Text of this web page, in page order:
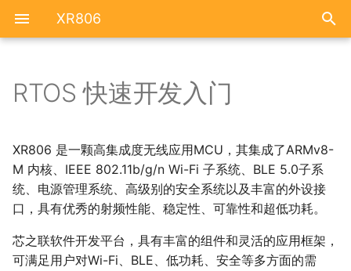
XR806
硬件简介
原理图
引脚功能
SDK 说明
框架简述
目录结构
代码编译和镜像创建
系统简介
系统框图
代码下载
固件烧录
资源汇总
FAQ
RTOS 快速开发入门
XR806 是一颗高集成度无线应用MCU，其集成了ARMv8-
M 内核、IEEE 802.11b/g/n Wi-Fi 子系统、BLE 5.0子系
统、电源管理系统、高级别的安全系统以及丰富的外设接
口，具有优秀的射频性能、稳定性、可靠性和超低功耗。
芯之联软件开发平台，具有丰富的组件和灵活的应用框架，
可满足用户对Wi-Fi、BLE、低功耗、安全等多方面的需